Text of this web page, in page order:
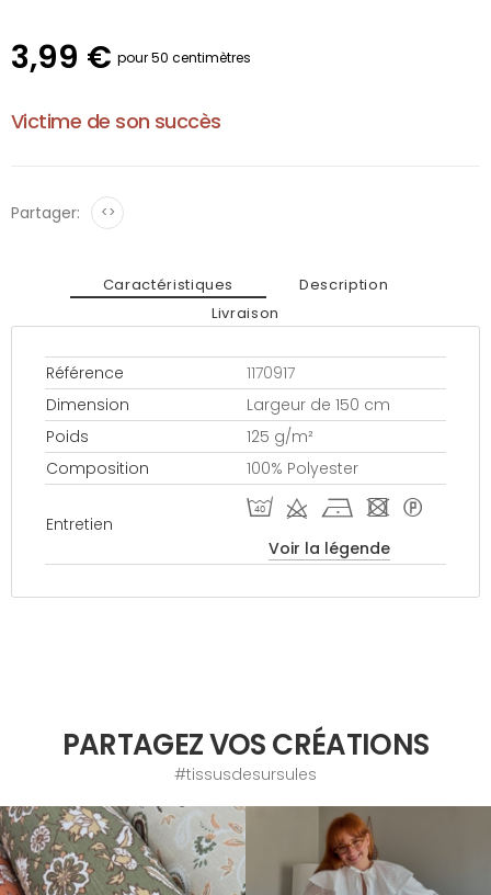
3,99 € pour 50 centimètres
Victime de son succès
Partager: <>
Caractéristiques
Description
Livraison
Référence
1170917
Dimension
Largeur de 150 cm
Poids
125 g/m²
Composition
100% Polyester
Entretien
I d h - *
Voir la légende
PARTAGEZ VOS CRÉATIONS
#tissusdesursules